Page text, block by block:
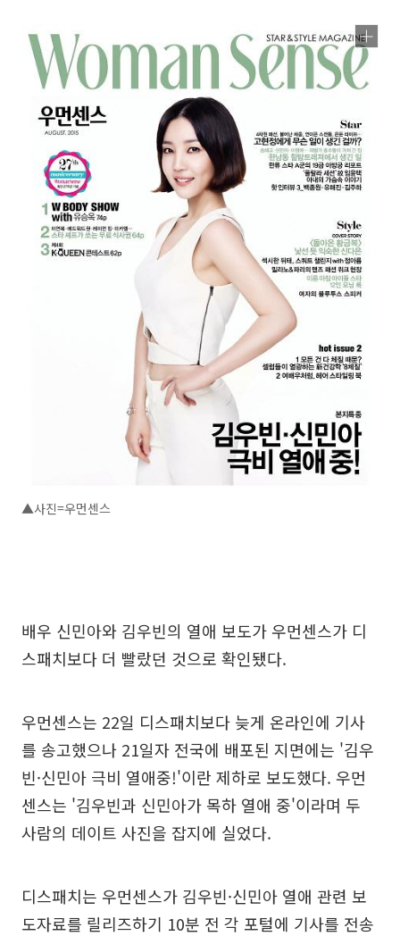
▲사진=우먼센스
배우 신민아와 김우빈의 열애 보도가 우먼센스가 디
스패치보다 더 빨랐던 것으로 확인됐다.
우먼센스는 22일 디스패치보다 늦게 온라인에 기사
를 송고했으나 21일자 전국에 배포된 지면에는 '김우
빈·신민아 극비 열애중!'이란 제하로 보도했다. 우먼
센스는 '김우빈과 신민아가 목하 열애 중'이라며 두
사람의 데이트 사진을 잡지에 실었다.
디스패치는 우먼센스가 김우빈·신민아 열애 관련 보
도자료를 릴리즈하기 10분 전 각 포털에 기사를 전송